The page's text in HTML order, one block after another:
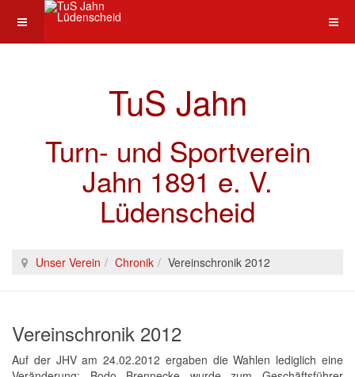
TuS Jahn
Turn- und Sportverein
Jahn 1891 e. V.
Lüdenscheid
Unser Verein Chronik Vereinschronik 2012
Vereinschronik 2012
Auf der JHV am 24.02.2012 ergaben die Wahlen lediglich eine